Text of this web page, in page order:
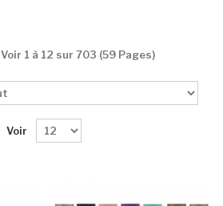
Voir 1 à 12 sur 703 (59 Pages)
Voir